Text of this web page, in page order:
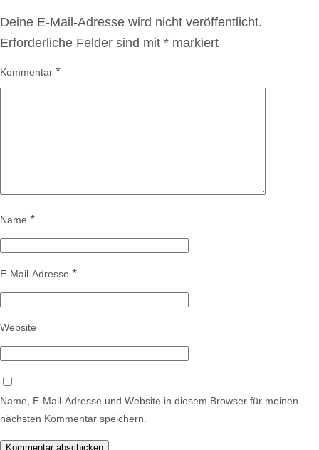
Deine E-Mail-Adresse wird nicht veröffentlicht.
Erforderliche Felder sind mit * markiert
Kommentar *
Name *
E-Mail-Adresse *
Website
Name, E-Mail-Adresse und Website in diesem Browser für meinen
nächsten Kommentar speichern.